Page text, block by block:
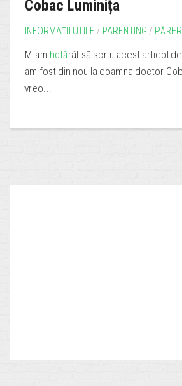
Cobac Luminița
INFORMAȚII UTILE / PARENTING / PĂRERI
M-am hotărât să scriu acest articol
am fost din nou la doamna doctor
vreo...